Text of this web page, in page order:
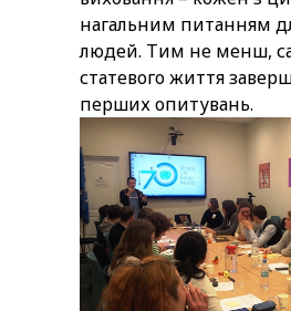
нагальним питанням
людей. Тим не менш,
статевого життя
перших опитувань.